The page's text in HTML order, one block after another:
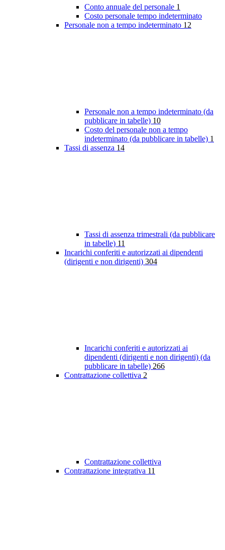
Conto annuale del personale 1
Costo personale tempo indeterminato
Personale non a tempo indeterminato 12
Personale non a tempo indeterminato (da
pubblicare in tabelle) 10
Costo del personale non a tempo
indeterminato (da pubblicare in tabelle) 1
Tassi di assenza 14
Tassi di assenza trimestrali (da pubblicare
in tabelle) 11
Incarichi conferiti e autorizzati ai dipendenti
(dirigenti e non dirigenti) 304
Incarichi conferiti e autorizzati ai
dipendenti (dirigenti e non dirigenti) (da
pubblicare in tabelle) 266
Contrattazione collettiva 2
Contrattazione collettiva
Contrattazione integrativa 11